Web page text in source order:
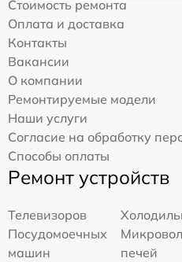
Стоимость ремонта
Оплата и доставка
Контакты
Вакансии
О компании
Ремонтируемые модели
Наши услуги
Согласие на обработку
Способы оплаты
Ремонт устройств
Телевизоров
Посудомоечных
машин
печей